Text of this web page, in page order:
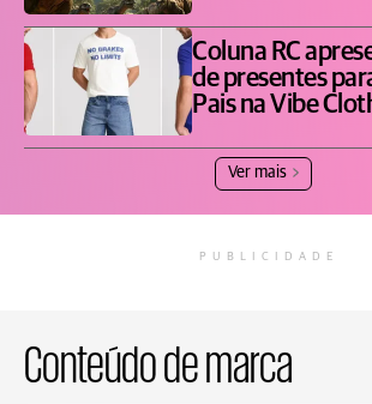
Coluna RC
de presentes
Pais na Vibe
Ver mais
PUBLICIDADE
Conteúdo de marca